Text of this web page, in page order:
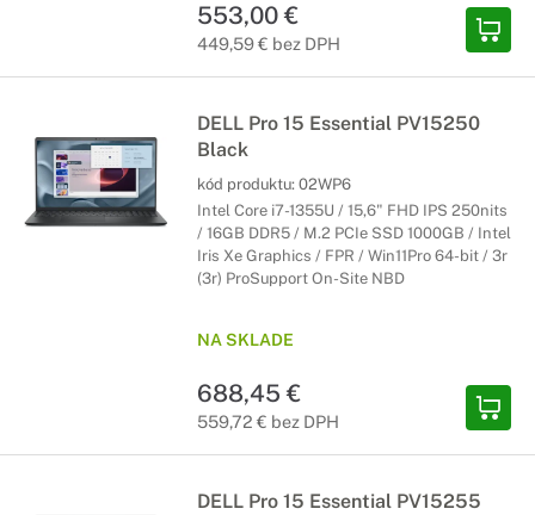
553,00 €
449,59 € bez DPH
DELL Pro 15 Essential PV15250
Black
kód produktu: 02WP6
Intel Core i7-1355U / 15,6" FHD IPS 250nits
/ 16GB DDR5 / M.2 PCIe SSD 1000GB / Intel
Iris Xe Graphics / FPR / Win11Pro 64-bit / 3r
(3r) ProSupport On-Site NBD
NA SKLADE
688,45 €
559,72 € bez DPH
DELL Pro 15 Essential PV15255